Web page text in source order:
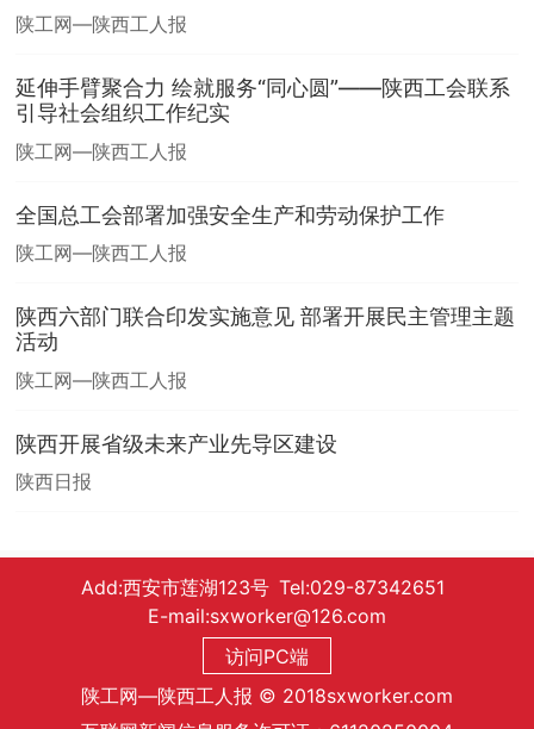
陕工网—陕西工人报
延伸手臂聚合力 绘就服务“同心圆”——陕西工会联系
引导社会组织工作纪实
陕工网—陕西工人报
全国总工会部署加强安全生产和劳动保护工作
陕工网—陕西工人报
陕西六部门联合印发实施意见 部署开展民主管理主题
活动
陕工网—陕西工人报
陕西开展省级未来产业先导区建设
陕西日报
Add:西安市莲湖123号 Tel:029-87342651
E-mail:sxworker@126.com
访问PC端
陕工网—陕西工人报 © 2018sxworker.com